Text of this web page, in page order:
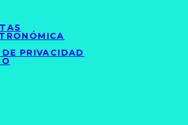
PRIVACIDAD